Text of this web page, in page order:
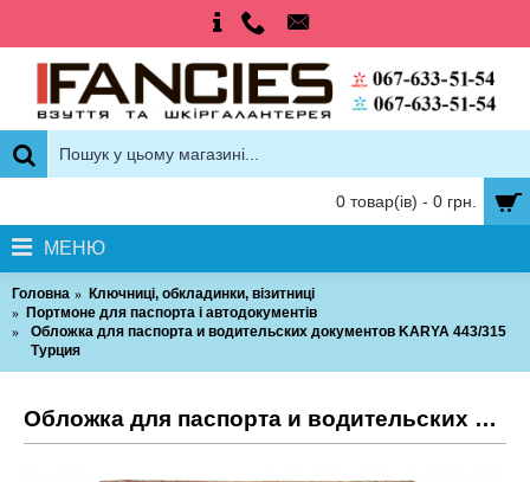
0 товар(ів) - 0 грн.
МЕНЮ
Головна
Ключниці, обкладинки, візитниці
Портмоне для паспорта і автодокументів
Обложка для паспорта и водительских документов KARYA 443/315
Турция
Обложка для паспорта и водительских документов KARYA 443/315 Турция